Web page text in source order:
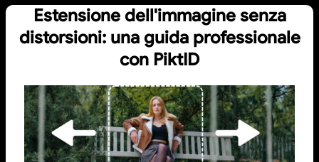
Estensione dell'immagine senza
distorsioni: una guida professionale
con PiktID